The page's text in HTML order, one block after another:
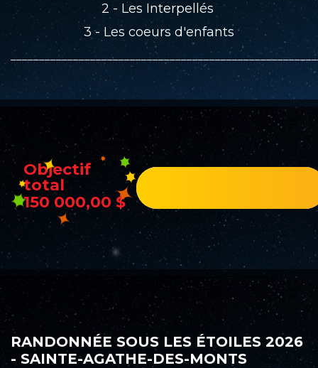
2 - Les Interpellés
3 - Les coeurs d'enfants
Objectif
total
150 000,00 $
RANDONNÉE SOUS LES ÉTOILES 2026
- SAINTE-AGATHE-DES-MONTS